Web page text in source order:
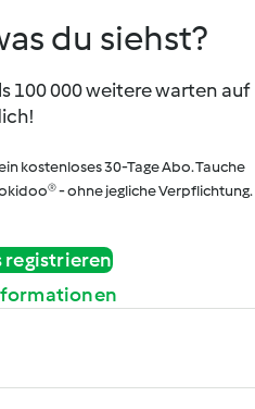
du siehst?
100 000 weitere warten auf
kostenloses 30-Tage Abo. Tauche
- ohne jegliche Verpflichtung.
registrieren